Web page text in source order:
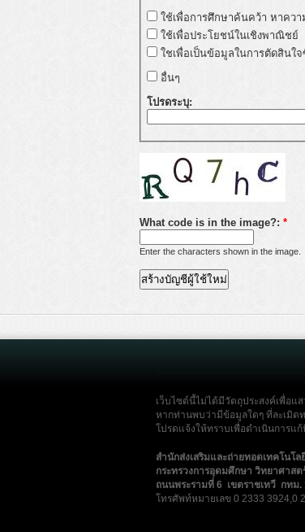
ใช้เพื่อการศึกษาค้นคว้า
ใช้เพื่อประโยชน์ในเชิงพาณิชย์
ใชเพื่อเป็นข้อมูลในการตัดสินใ
อื่นๆ
โปรดระบุ:
What code is in the image?: *
Enter the characters shown in the image.
เว็บไซต์นี้ไม่ได้มีวัตถุประสงค์เพื่อแส
หากท่านพบว่ามีข้อมูลใดๆ ที่ละเมิ
โปรดแจ้งให้ทราบเพื่อดำเนินการแ
สำนักส่งเสริมและถ่ายทอดเทคโนโ
กระทรวงการอุดมศึกษา วิทยาศาสต
ถนนพระรามที่ 6 เขตราชเทวี กทม.
โทรศัพท์หมายเลข 0 2333 3924,0